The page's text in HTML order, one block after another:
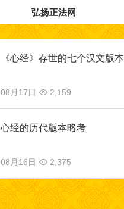
弘扬正法网
《心经》存世的七个汉文版本
08月17日 2,159
心经的历代版本略考
08月16日 2,375